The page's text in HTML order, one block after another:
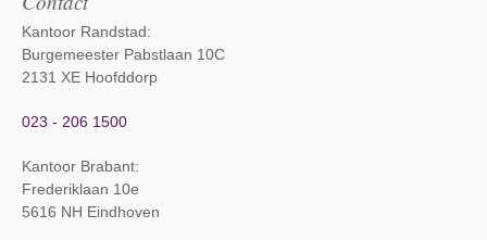
Kantoor Randstad:
Burgemeester Pabstlaan 10C
2131 XE Hoofddorp
023 - 206 1500
Kantoor Brabant:
Frederiklaan 10e
5616 NH Eindhoven